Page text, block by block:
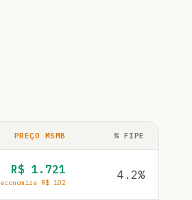
PREÇO MSMB % FIPE
R$ 1.721
economize R$ 102
4.2%